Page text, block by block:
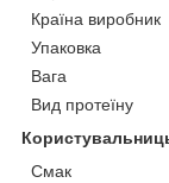
Країна виробник
Упаковка
Вага
Вид протеїну
Смак